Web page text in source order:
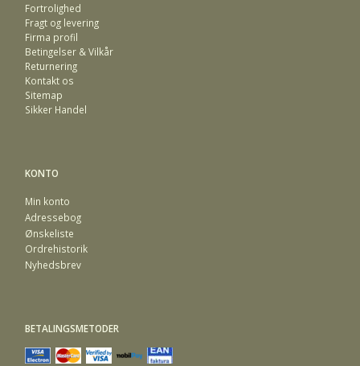
Fortrolighed
Fragt og levering
Firma profil
Betingelser & Vilkår
Returnering
Kontakt os
Sitemap
Sikker Handel
KONTO
Min konto
Adressebog
Ønskeliste
Ordrehistorik
Nyhedsbrev
BETALINGSMETODER